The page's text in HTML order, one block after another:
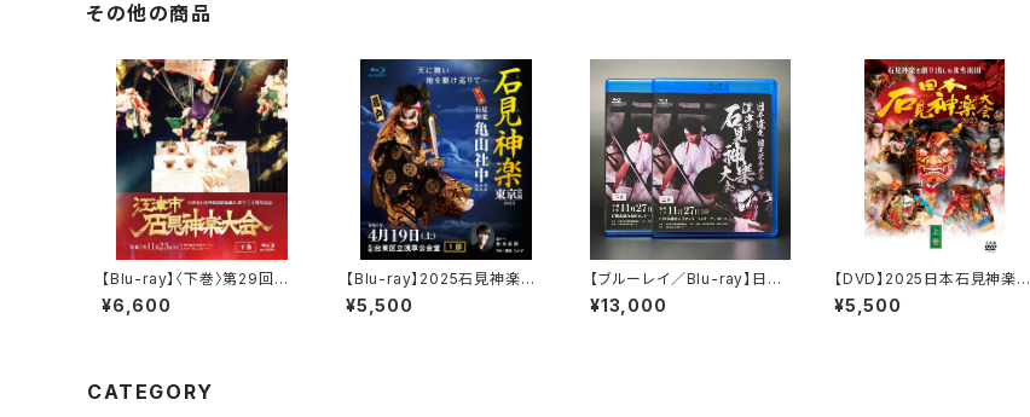
その他の商品
【Blu-ray】〈下巻〉第29回
江津市石見神楽大会（江津市
石見神楽連絡協議会三十周
¥6,600
【Blu-ray】2025石見神楽東
京公演 石見神楽亀山社中
〈1部〉
¥5,500
【ブルーレイ／Blu-ray】日本
遺産認定記念大会 江津市
石見神楽大会（2022年）〈上
¥13,000
【DVD】2025日本石見神楽大
会〈上巻〉
¥5,500
CATEGORY